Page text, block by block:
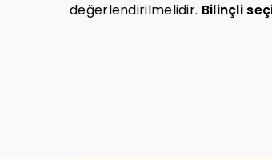
değerlendirilmelidir. Bilinçli